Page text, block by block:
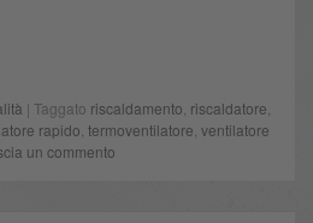
| Taggato riscaldamento riscaldatore
rapido termoventilatore ventilatore
un commento